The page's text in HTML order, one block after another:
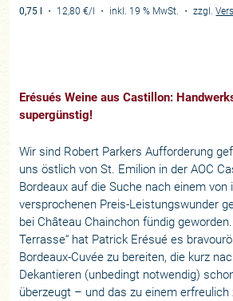
0,75 l
・ 12,80 €/l ・ inkl. 19 % MwSt. ・zzgl.
Erésués Weine aus Castillon:
supergünstig!
Wir sind Robert Parkers Aufforderung
uns östlich von St. Emilion in der AOC
Bordeaux auf die Suche nach einem von
versprochenen Preis-Leistungswunder
bei Château Chainchon fündig
Terrasse“ hat Patrick Erésué es
Bordeaux-Cuvée zu bereiten, die kurz
Dekantieren (unbedingt notwendig)
überzeugt – und das zu einem erfreulich